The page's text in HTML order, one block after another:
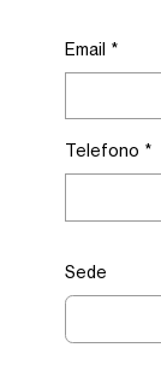
Email *
Telefono *
Sede